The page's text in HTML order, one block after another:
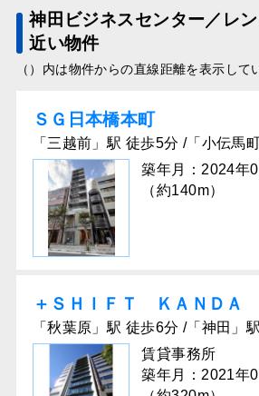
神田ビジネスセンター／レ
近い物件
（）内は物件からの直線距離を表示して
ＳＧ⽇本橋本町
「三越前」駅 徒歩5分 /「小伝馬
築年月：2024年
（約140m）
＋ＳＨＩＦＴ ＫＡＮＤＡ
「秋葉原」駅 徒歩6分 /「神田」
賃貸事務所
築年月：2021年